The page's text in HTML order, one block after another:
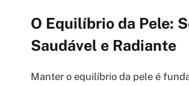
O Equilíbrio da Pele:
Saudável e Radiante
Manter o equilíbrio da pele é